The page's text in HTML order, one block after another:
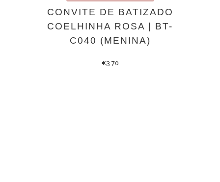
CONVITE DE BATIZADO
COELHINHA ROSA | BT-
C040 (MENINA)
€3.70